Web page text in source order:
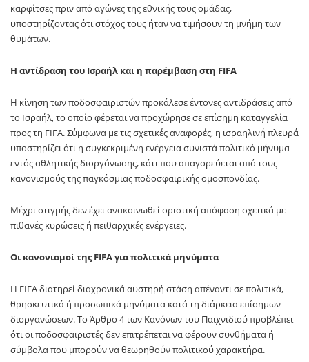
καρφίτσες πριν από αγώνες της εθνικής τους ομάδας,
υποστηρίζοντας ότι στόχος τους ήταν να τιμήσουν τη μνήμη των
θυμάτων.
Η αντίδραση του Ισραήλ και η παρέμβαση στη FIFA
Η κίνηση των ποδοσφαιριστών προκάλεσε έντονες αντιδράσεις από
το Ισραήλ, το οποίο φέρεται να προχώρησε σε επίσημη καταγγελία
προς τη FIFA. Σύμφωνα με τις σχετικές αναφορές, η ισραηλινή πλευρά
υποστηρίζει ότι η συγκεκριμένη ενέργεια συνιστά πολιτικό μήνυμα
εντός αθλητικής διοργάνωσης, κάτι που απαγορεύεται από τους
κανονισμούς της παγκόσμιας ποδοσφαιρικής ομοσπονδίας.
Μέχρι στιγμής δεν έχει ανακοινωθεί οριστική απόφαση σχετικά με
πιθανές κυρώσεις ή πειθαρχικές ενέργειες.
Οι κανονισμοί της FIFA για πολιτικά μηνύματα
Η FIFA διατηρεί διαχρονικά αυστηρή στάση απέναντι σε πολιτικά,
θρησκευτικά ή προσωπικά μηνύματα κατά τη διάρκεια επίσημων
διοργανώσεων. Το Άρθρο 4 των Κανόνων του Παιχνιδιού προβλέπει
ότι οι ποδοσφαιριστές δεν επιτρέπεται να φέρουν συνθήματα ή
σύμβολα που μπορούν να θεωρηθούν πολιτικού χαρακτήρα.